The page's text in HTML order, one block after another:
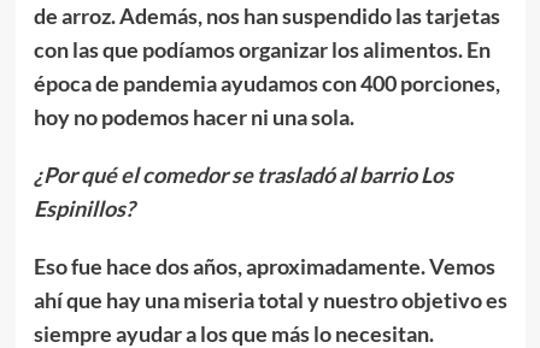
de arroz. Además, nos han suspendido las tarjetas
con las que podíamos organizar los alimentos. En
época de pandemia ayudamos con 400 porciones,
hoy no podemos hacer ni una sola.
¿Por qué el comedor se trasladó al barrio Los
Espinillos?
Eso fue hace dos años, aproximadamente. Vemos
ahí que hay una miseria total y nuestro objetivo es
siempre ayudar a los que más lo necesitan.